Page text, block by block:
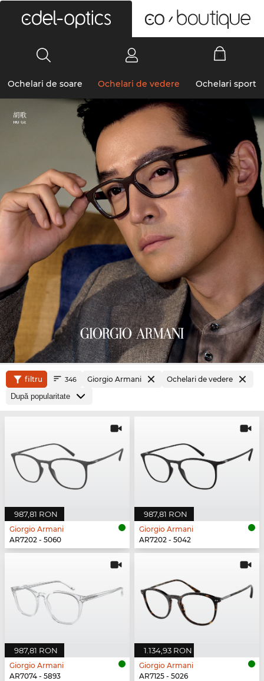
Ochelari de soare Ochelari de vedere Ochelari sport
filtru 346 Giorgio Armani Ochelari de vedere
987,81 RON
Giorgio Armani
AR7202 - 5060
987,81 RON
Giorgio Armani
AR7202 - 5042
987,81 RON
Giorgio Armani
AR7074 - 5893
1.134,93 RON
Giorgio Armani
AR7125 - 5026